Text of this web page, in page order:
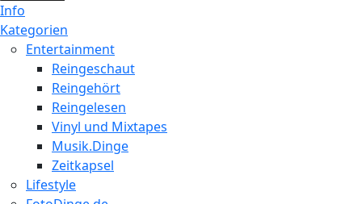
Info
Kategorien
Entertainment
Reingeschaut
Reingehört
Reingelesen
Vinyl und Mixtapes
Musik.Dinge
Zeitkapsel
Lifestyle